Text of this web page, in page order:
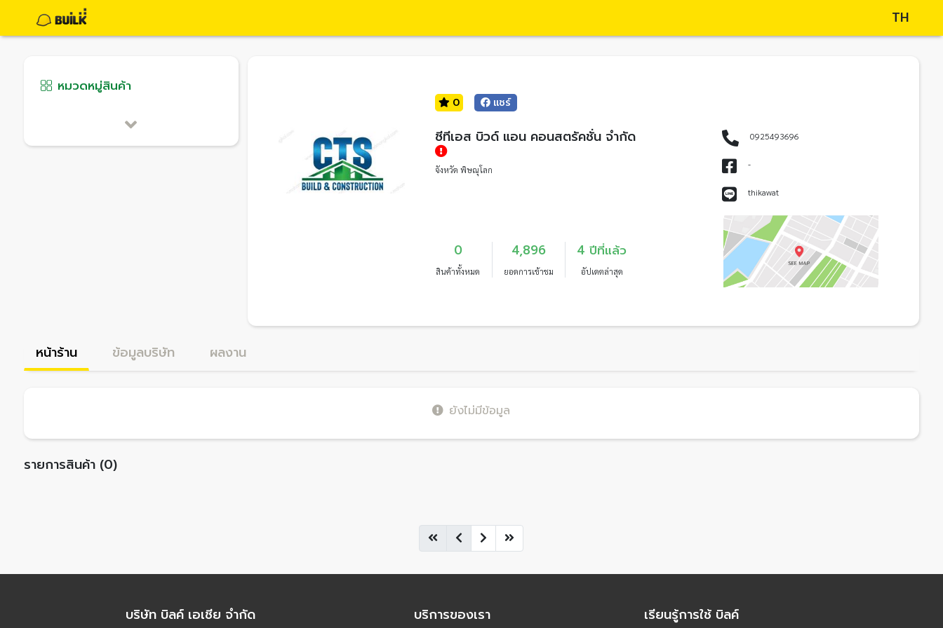
TH
หมวดหมู่สินค้า
0 แชร์
ซีทีเอส บิวด์ แอน คอนสตรัคชั่น จำกัด
จังหวัด พิษณุโลก
0
สินค้าทั้งหมด
4,896
ยอดการเข้าชม
4 ปีที่แล้ว
อัปเดตล่าสุด
0925493696
-
thikawat
หน้าร้าน ข้อมูลบริษัท ผลงาน
ยังไม่มีข้อมูล
รายการสินค้า (0)
บริษัท บิลค์ เอเชีย จำกัด บริการของเรา เรียนรู้การใช้ บิลค์